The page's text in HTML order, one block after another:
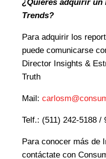
¿Quieres adquirir un
Trends?
Para adquirir los
puede comunicarse
Director Insights &
Truth
Mail:
Telf.: (511) 242-5188 /
Para conocer más de
contáctate con